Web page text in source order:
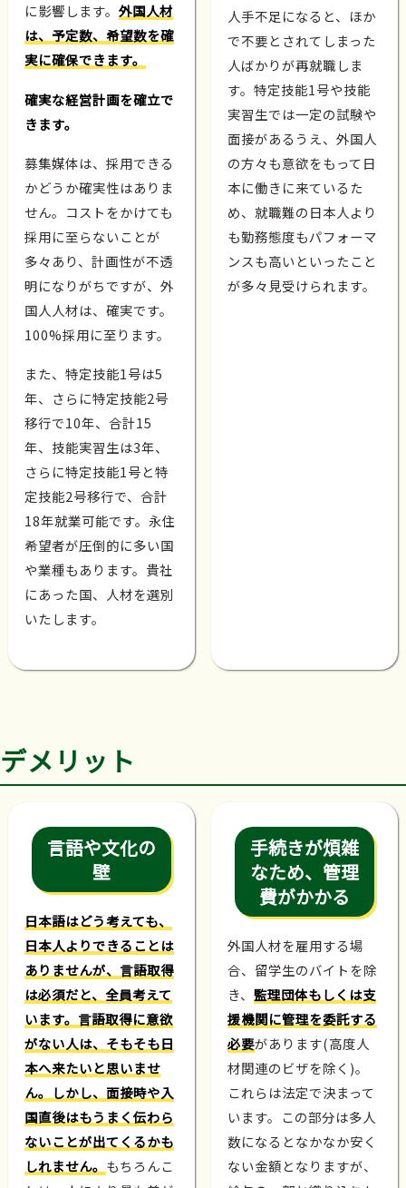
に影響します。 外国人材
は、予定数、希望数を確
実に確保できます。
確実な経営計画を確立で
きます。
募集媒体は、採用できる
かどうか確実性はありま
せん。コストをかけても
採用に至らないことが
多々あり、計画性が不透
明になりがちですが、外
国人人材は、確実です。
100%採用に至ります。
また、特定技能1号は5
年、さらに特定技能2号
移行で10年、合計15
年、技能実習生は3年、
さらに特定技能1号と特
定技能2号移行で、合計
18年就業可能です。永住
希望者が圧倒的に多い国
や業種もあります。貴社
にあった国、人材を選別
いたします。
人手不足になると、ほか
で不要とされてしまった
人ばかりが再就職しま
す。特定技能1号や技能
実習生では一定の試験や
面接があるうえ、外国人
の方々も意欲をもって日
本に働きに来ているた
め、就職難の日本人より
も勤務態度もパフォーマ
ンスも高いといったこと
が多々見受けられます。
デメリット
言語や文化の
壁
日本語はどう考えても、
日本人よりできることは
ありませんが、言語取得
は必須だと、全員考えて
います。言語取得に意欲
がない人は、そもそも日
本へ来たいと思いませ
ん。しかし、面接時や入
国直後はもうまく伝わら
ないことが出てくるかも
しれません。 もちろんこ
手続きが煩雑
なため、管理
費がかかる
外国人材を雇用する場
合、留学生のバイトを除
き、 監理団体もしくは支
援機関に管理を委託する
必要があります(高度人
材関連のビザを除く)。
これらは法定で決まって
います。この部分は多人
数になるとなかなか安く
ない金額となりますが、